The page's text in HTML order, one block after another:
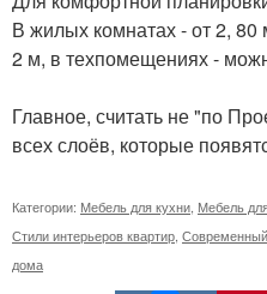
В жилых комнатах - от 2, 80
2 м, в техпомещениях -
Главное, считать не "по
всех слоёв, которые
Категории: Мебель для кухни Мебель
Стили интерьеров квартир
дома